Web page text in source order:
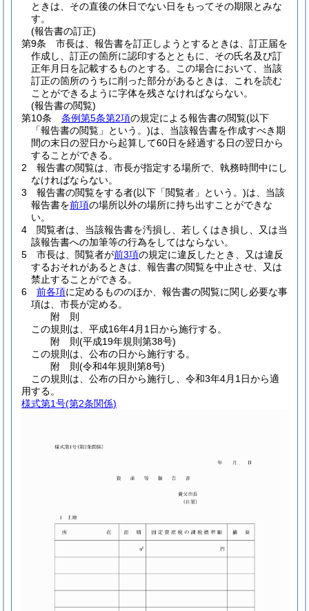
ときは、その直後の休日でない日をもってその期限とみな
す。
(報告書の訂正)
第9条
市長は、報告書を訂正しようとするときは、訂正届を
作成し、訂正の箇所に認印するとともに、その氏名及び訂
正年月日を記載するものとする。
この場合において、当該
訂正の箇所のうちに削った部分があるときは、これを読む
ことができるように字体を残さなければならない。
(報告書の閲覧)
第10条
条例第5条第2項の規定による報告書の閲覧(以下
「報告書の閲覧」という。)は、当該報告書を作成すべき期
間の末日の翌日から起算して60日を経過する日の翌日から
することができる。
2
報告書の閲覧は、市長が指定する場所で、執務時間中にし
なければならない。
3
報告書の閲覧をする者(以下「閲覧者」という。)は、当該
報告書を前項の場所以外の場所に持ち出すことができな
い。
4
閲覧者は、当該報告書を汚損し、若しくはき損し、又は当
該報告書への加筆等の行為をしてはならない。
5
市長は、閲覧者が前3項の規定に違反したとき、又は違反
するおそれがあるときは、報告書の閲覧を中止させ、又は
禁止することができる。
6
前各項に定めるもののほか、報告書の閲覧に関し必要な事
項は、市長が定める。
附 則
この規則は、平成16年4月1日から施行する。
附 則(平成19年規則第38号)
この規則は、公布の日から施行する。
附 則(令和4年規則第8号)
この規則は、公布の日から施行し、令和3年4月1日から適
用する。
様式第1号(第2条関係)